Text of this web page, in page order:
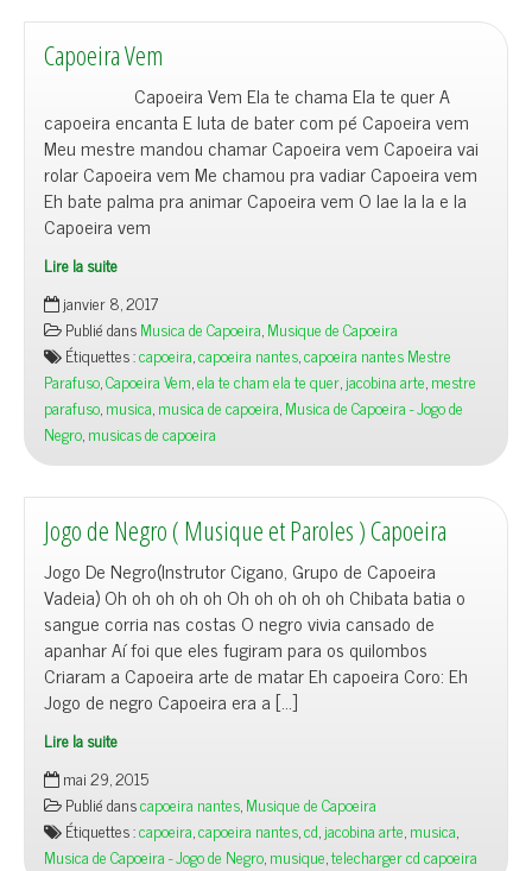
Capoeira Vem
Capoeira Vem Ela te chama Ela te quer A
capoeira encanta E luta de bater com pé Capoeira vem
Meu mestre mandou chamar Capoeira vem Capoeira vai
rolar Capoeira vem Me chamou pra vadiar Capoeira vem
Eh bate palma pra animar Capoeira vem O lae la la e la
Capoeira vem
Lire la suite
janvier 8, 2017
Publié dansMusica de Capoeira,Musique de Capoeira
Étiquettes :capoeira,capoeira nantes,capoeira nantes Mestre
Parafuso,Capoeira Vem,ela te cham ela te quer,jacobina arte,mestre
parafuso,musica,musica de capoeira,Musica de Capoeira - Jogo de
Negro,musicas de capoeira
Jogo de Negro ( Musique et Paroles ) Capoeira
Jogo De Negro(Instrutor Cigano, Grupo de Capoeira
Vadeia) Oh oh oh oh oh Oh oh oh oh oh Chibata batia o
sangue corria nas costas O negro vivia cansado de
apanhar Aí foi que eles fugiram para os quilombos
Criaram a Capoeira arte de matar Eh capoeira Coro: Eh
Jogo de negro Capoeira era a […]
Lire la suite
mai 29, 2015
Publié danscapoeira nantes,Musique de Capoeira
Étiquettes :capoeira,capoeira nantes,cd,jacobina arte,musica,
Musica de Capoeira - Jogo de Negro,musique,telecharger cd capoeira